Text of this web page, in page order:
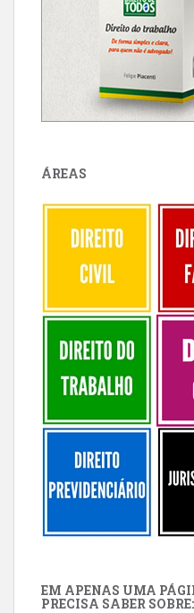
ÁREAS
EM APENAS UMA
PRECISA SABER SOBRE: